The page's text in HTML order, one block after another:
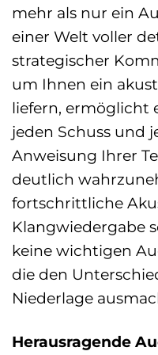
mehr als nur ein
einer Welt voller
strategischer
um Ihnen ein
liefern, ermöglicht
jeden Schuss und
Anweisung Ihrer
deutlich
fortschrittliche
Klangwiedergabe
keine wichtigen
die den
Niederlage
Herausragende